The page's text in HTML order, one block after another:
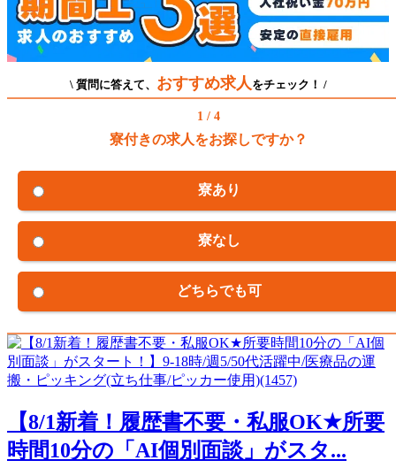
\ 質問に答えて、 おすすめ求人 をチェック！ /
1 / 4
寮付きの求人をお探しですか？
寮あり
寮なし
どちらでも可
【8/1新着！履歴書不要・私服OK★所要
時間10分の「AI個別面談」がスタ...